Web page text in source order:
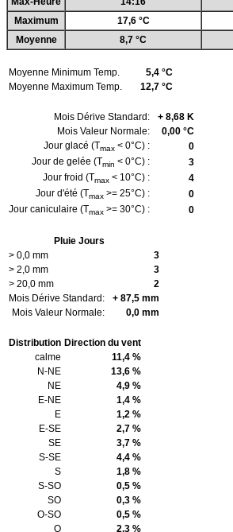
Maximum
17,6 °C
Moyenne
8,7 °C
Moyenne Minimum Temp.
5,4 °C
Moyenne Maximum Temp.
12,7 °C
Mois Dérive Standard:
+ 8,68 K
Mois Valeur Normale:
0,00 °C
Jour glacé (Tmax < 0°C) :
0
Jour de gelée (Tmin < 0°C) :
3
Jour froid (Tmax < 10°C) :
4
Jour d'été (Tmax >= 25°C) :
0
Jour caniculaire (Tmax >= 30°C) : 0
Pluie Jours
> 0,0 mm
3
> 2,0 mm
3
> 20,0 mm
2
Mois Dérive Standard:
+ 87,5 mm
Mois Valeur Normale:
0,0 mm
Distribution Direction du vent
calme
11,4 %
N-NE
13,6 %
NE
4,9 %
E-NE
1,4 %
E
1,2 %
E-SE
2,7 %
SE
3,7 %
S-SE
4,4 %
S
1,8 %
S-SO
0,5 %
SO
0,3 %
O-SO
0,5 %
O
2,3 %